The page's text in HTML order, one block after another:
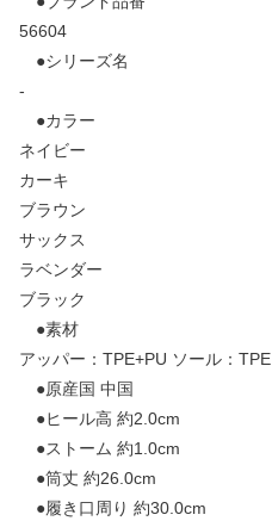
56604
●シリーズ名
-
●カラー
ネイビー
カーキ
ブラウン
サックス
ラベンダー
ブラック
●素材
アッパー：TPE+PU ソール：TPE
●原産国 中国
●ヒール高 約2.0cm
●ストーム 約1.0cm
●筒丈 約26.0cm
●履き口周り 約30.0cm